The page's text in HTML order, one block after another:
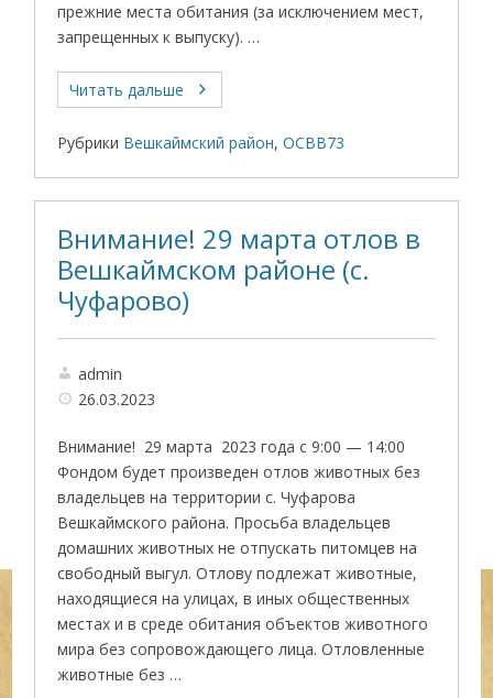
прежние места обитания (за исключением мест,
запрещенных к выпуску). …
Читать дальше
Рубрики Вешкаймский район,ОСВВ73
Внимание! 29 марта отлов в
Вешкаймском районе (с.
Чуфарово)
admin
26.03.2023
Внимание! 29 марта 2023 года с 9:00 — 14:00
Фондом будет произведен отлов животных без
владельцев на территории с. Чуфарова
Вешкаймского района. Просьба владельцев
домашних животных не отпускать питомцев на
свободный выгул. Отлову подлежат животные,
находящиеся на улицах, в иных общественных
местах и в среде обитания объектов животного
мира без сопровождающего лица. Отловленные
животные без …